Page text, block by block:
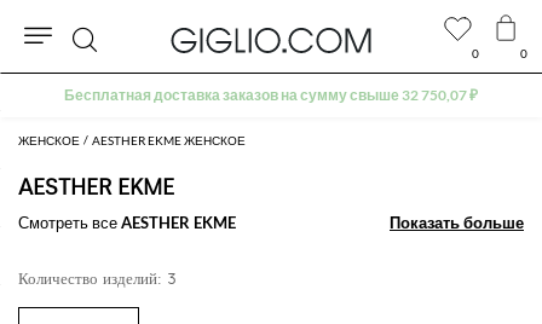
ЖЕНСКОЕ AESTHER EKME ЖЕНСКОЕ
AESTHER EKME
Смотреть всеAESTHER EKME Показать больше
Показать больше
Количество изделий: 3
0 0
Поиск
Бесплатная доставка заказов на сумму свыше 32 750,07 ₽